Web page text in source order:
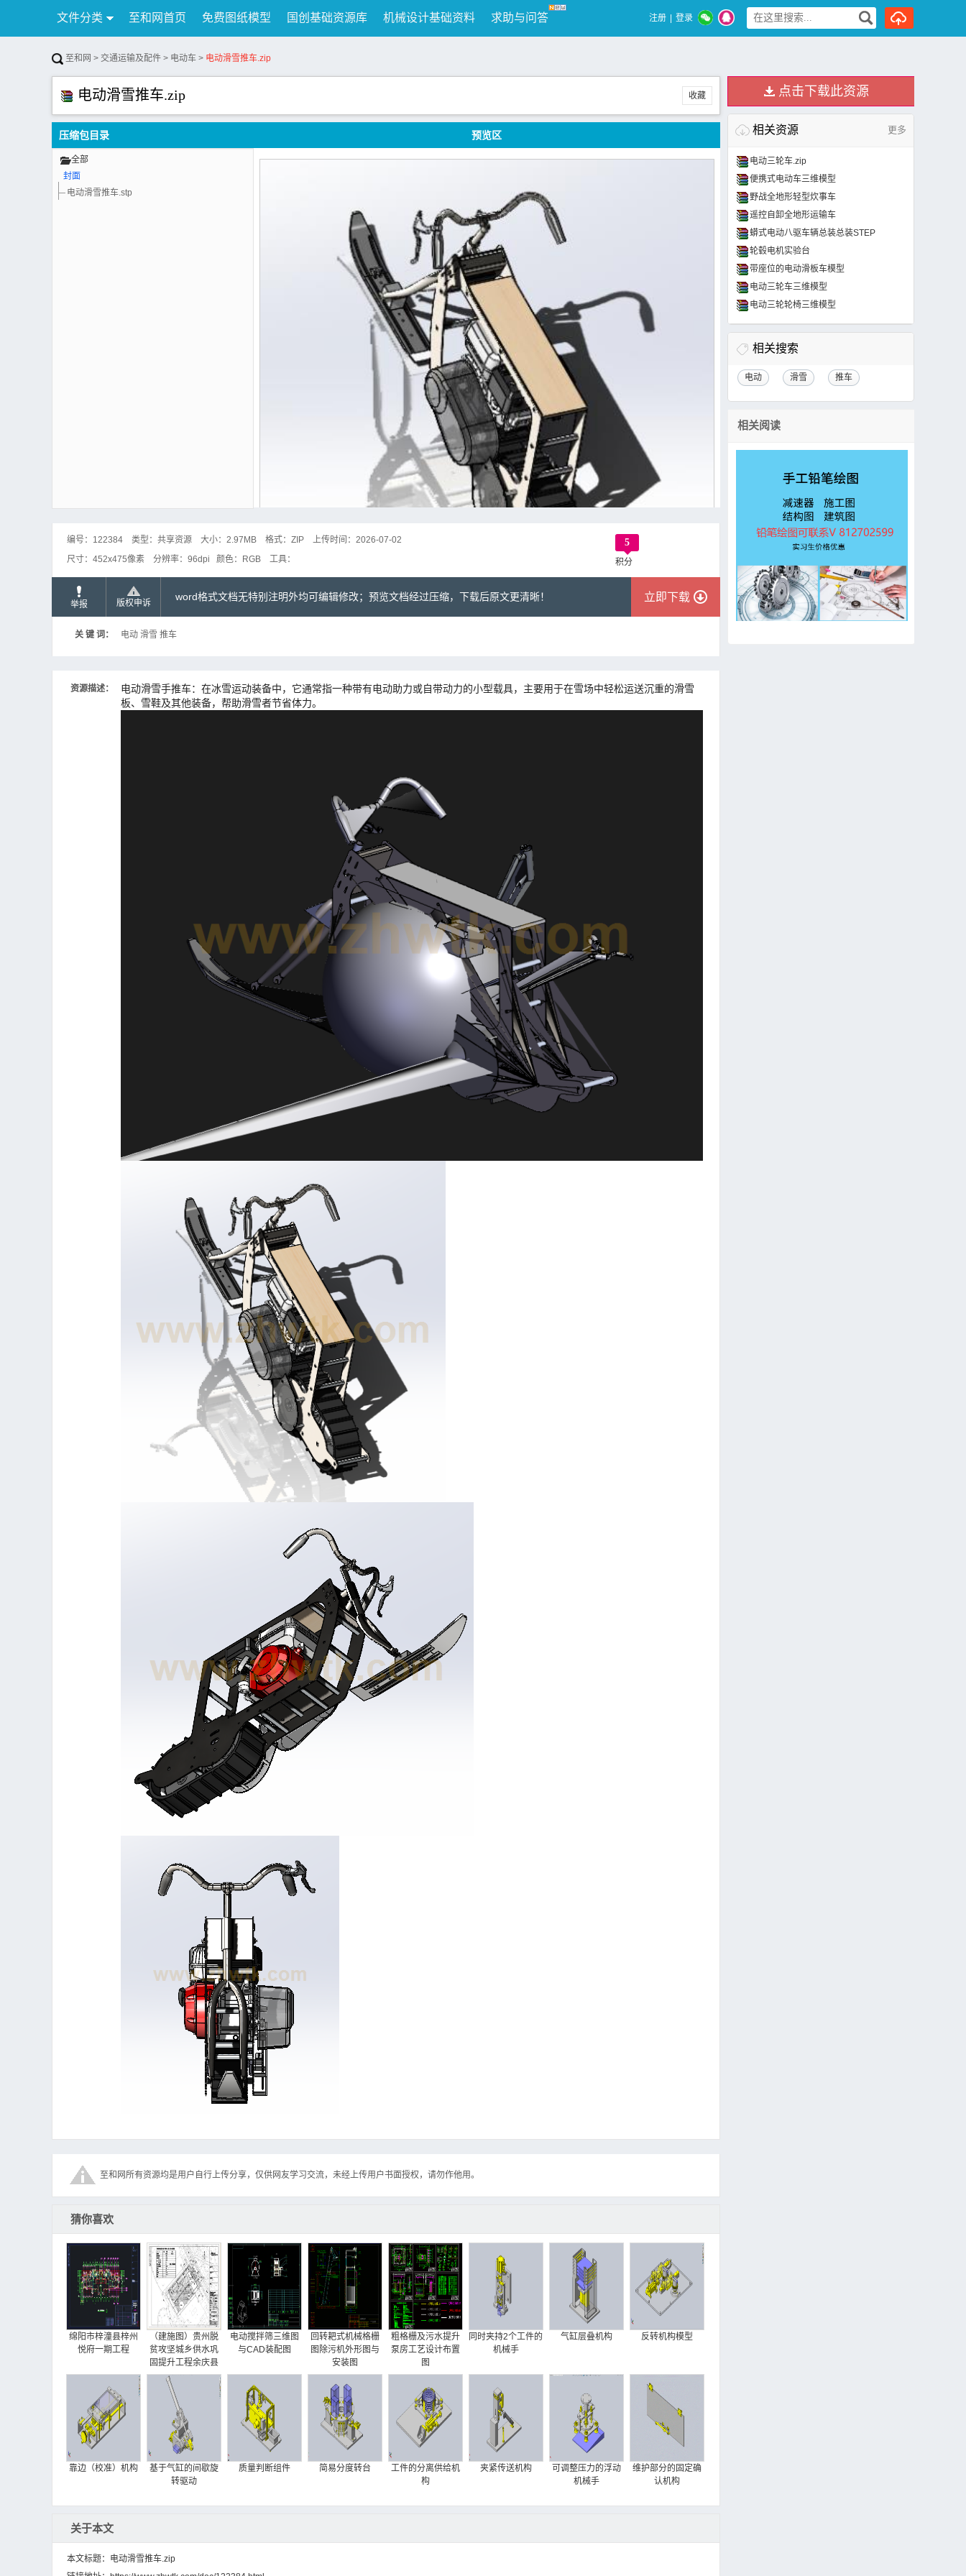
文件分类 至和网首页 免费图纸模型 国创基础资源库 机械设计基础资料 求助与问答
行业资讯 公告 联系我们
注册 登录
至和网 > 交通运输及配件 > 电动车 > 电动滑雪推车.zip
电动滑雪推车.zip 收藏
压缩包目录 预览区
全部
封面
电动滑雪推车.stp
编号： 122384 类型： 共享资源 大小： 2.97MB 格式： ZIP 上传时间： 2026-07-02
尺寸： 452x475像素 分辨率： 96dpi 颜色： RGB 工具：
5
积分
举报 版权申诉
word格式文档无特别注明外均可编辑修改；预览文档经过压缩，下载后原文更清晰！ 立即下载
关 键 词： 电动 滑雪 推车
资源描述：
电动滑雪手推车：在冰雪运动装备中，它通常指一种带有电动助力或自带动力的小型载具，主要用于在雪场中轻松运送沉重的滑雪
板、雪鞋及其他装备，帮助滑雪者节省体力。
至和网所有资源均是用户自行上传分享，仅供网友学习交流，未经上传用户书面授权，请勿作他用。
猜你喜欢
绵阳市梓潼县梓州
悦府一期工程
（建施图）贵州脱
贫攻坚城乡供水巩
固提升工程余庆县
项目（生产调度中
电动搅拌筛三维图
与CAD装配图
回转耙式机械格栅
图除污机外形图与
安装图
粗格栅及污水提升
泵房工艺设计布置
图
同时夹持2个工件的
机械手
气缸层叠机构 反转机构模型
靠边（校准）机构
基于气缸的间歇旋
转驱动
质量判断组件 简易分度转台
工件的分离供给机
构
夹紧传送机构
可调整压力的浮动
机械手
维护部分的固定确
认机构
关于本文
本文标题：电动滑雪推车.zip
点击下载此资源
相关资源 更多
电动三轮车.zip
便携式电动车三维模型
野战全地形轻型炊事车
遥控自卸全地形运输车
蟒式电动八驱车辆总装总装STEP
轮毂电机实验台
带座位的电动滑板车模型
电动三轮车三维模型
电动三轮轮椅三维模型
相关搜索
电动 滑雪 推车
相关阅读